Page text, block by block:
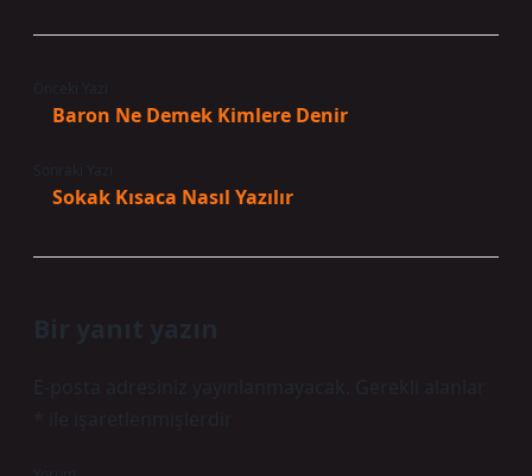
Baron Ne Demek Kimlere Denir
Sokak Kısaca Nasıl Yazılır
Bir yanıt yazın
E-posta adresiniz yayınlanmayacak.
Gerekli alanlar
ile işaretlenmişlerdir